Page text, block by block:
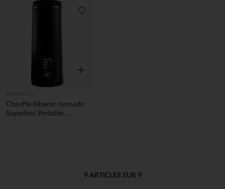
Aperçu rapide
Chauffe-biberon nomade
Superfast Portable
9 ARTICLES SUR 9